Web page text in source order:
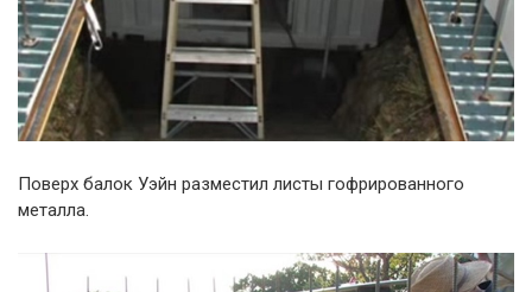
Поверх балок Уэйн разместил листы гофрированного
металла.